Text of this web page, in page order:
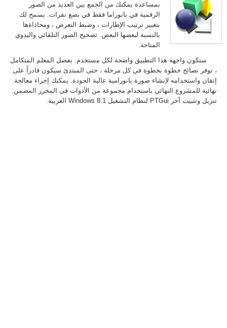
بمساعدة يمكنك من الجمع بين العديد من الصور
الرقمية في بانوراما فقط في بضع نقرات. يسمح لك
بتغيير ترتيب الإطارات ، وضبط التعرض ، ومحاذاةها
بالنسبة لبعضها البعض. تصحيح الصور التلقائي واليدوي
المتاحة.
ستكون واجهة هذا التطبيق واضحة لكل مستخدم. بفضل المعلم المتكامل
، توفر نصائح خطوة بخطوة في كل مرحلة ، حتى المبتدئ سيكون قادراً على
إتقان واستخدامه لإنشاء صورة بانورامية عالية الجودة. يمكنك إجراء معالجة
نهائية للمشروع النهائي باستخدام مجموعة من الأدوات في المحرر المضمن.
تنزيل وتثبيت أخر PTGui لنظام التشغيل Windows 8.1 العربية.